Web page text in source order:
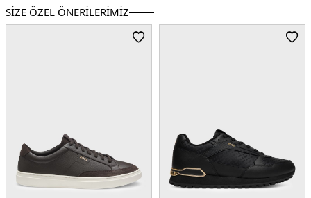
SİZE ÖZEL ÖNERİLERİMİZ